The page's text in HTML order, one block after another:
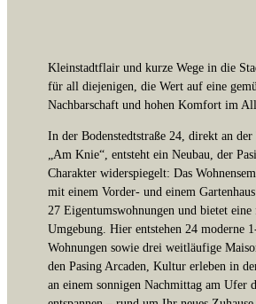
Kleinstadtflair und kurze Wege in die
für all diejenigen, die Wert auf eine
Nachbarschaft und hohen Komfort im
In der Bodenstedtstraße 24, direkt an
„Am Knie“, entsteht ein Neubau, der
Charakter widerspiegelt: Das
mit einem Vorder- und einem
27 Eigentumswohnungen und bietet
Umgebung. Hier entstehen 24 moderne
Wohnungen sowie drei weitläufige
den Pasing Arcaden, Kultur erleben in
an einem sonnigen Nachmittag am Ufer